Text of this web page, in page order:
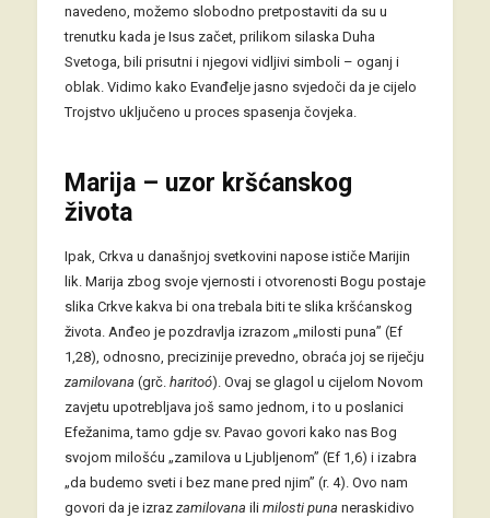
navedeno, možemo slobodno pretpostaviti da su u
trenutku kada je Isus začet, prilikom silaska Duha
Svetoga, bili prisutni i njegovi vidljivi simboli – oganj i
oblak. Vidimo kako Evanđelje jasno svjedoči da je cijelo
Trojstvo uključeno u proces spasenja čovjeka.
Marija – uzor kršćanskog
života
Ipak, Crkva u današnjoj svetkovini napose ističe Marijin
lik. Marija zbog svoje vjernosti i otvorenosti Bogu postaje
slika Crkve kakva bi ona trebala biti te slika kršćanskog
života. Anđeo je pozdravlja izrazom „milosti puna” (Ef
1,28), odnosno, precizinije prevedno, obraća joj se riječju
zamilovana (grč. haritoó). Ovaj se glagol u cijelom Novom
zavjetu upotrebljava još samo jednom, i to u poslanici
Efežanima, tamo gdje sv. Pavao govori kako nas Bog
svojom milošću „zamilova u Ljubljenom” (Ef 1,6) i izabra
„da budemo sveti i bez mane pred njim” (r. 4). Ovo nam
govori da je izraz zamilovana ili milosti puna neraskidivo